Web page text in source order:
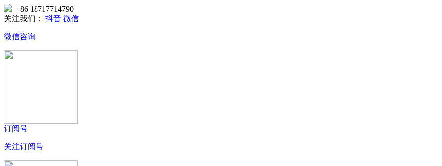
+86 18717714790
关注我们：
抖音 微信
微信咨询
订阅号
关注订阅号